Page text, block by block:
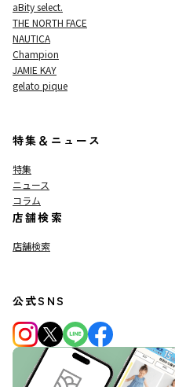
aBity select.
THE NORTH FACE
NAUTICA
Champion
JAMIE KAY
gelato pique
特集＆ニュース
特集
ニュース
コラム
店舗検索
店舗検索
公式SNS